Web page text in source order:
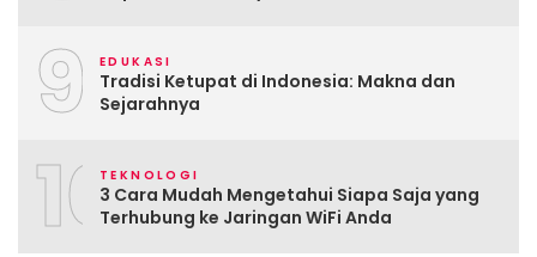
9 EDUKASI
Tradisi Ketupat di Indonesia: Makna dan
Sejarahnya
10TEKNOLOGI
3 Cara Mudah Mengetahui Siapa Saja yang
Terhubung ke Jaringan WiFi Anda